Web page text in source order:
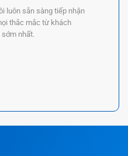
luôn sẵn sàng tiếp nhận
thắc mắc từ khách
sớm nhất.